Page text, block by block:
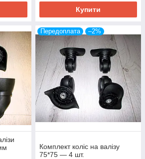
Купити
Передоплата –2%
Комплект коліс на валізу
75*75 — 4 шт.